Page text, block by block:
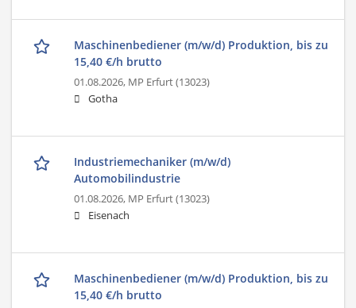
Maschinenbediener (m/w/d) Produktion, bis zu
15,40 €/h brutto
01.08.2026, MP Erfurt (13023)
Gotha
Industriemechaniker (m/w/d)
Automobilindustrie
01.08.2026, MP Erfurt (13023)
Eisenach
Maschinenbediener (m/w/d) Produktion, bis zu
15,40 €/h brutto